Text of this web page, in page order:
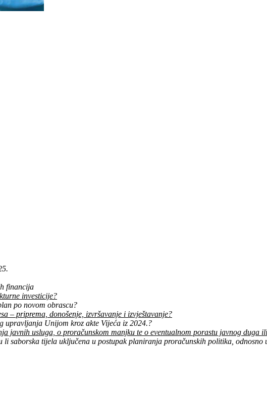
financija
investicije?
po novom obrascu?
– priprema, donošenje, izvršavanje i izvještavanje?
upravljanja Unijom kroz akte Vijeća iz 2024.?
javnih usluga, o proračunskom manjku te o eventualnom porastu javnog duga
saborska tijela uključena u postupak planiranja proračunskih politika, odnosno